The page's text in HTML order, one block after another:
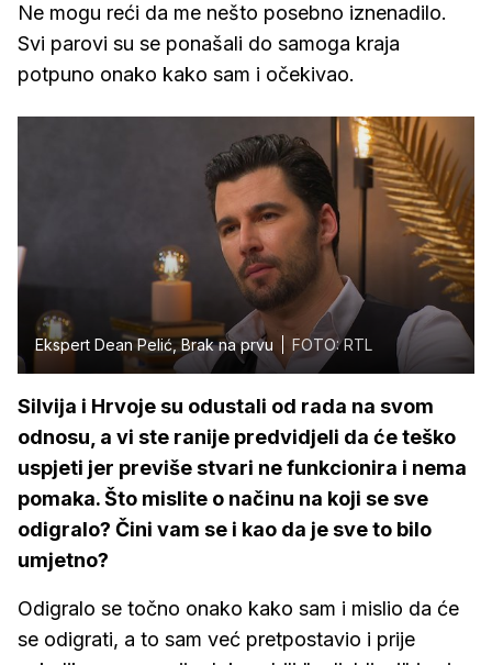
Ne mogu reći da me nešto posebno iznenadilo.
Svi parovi su se ponašali do samoga kraja
potpuno onako kako sam i očekivao.
Ekspert Dean Pelić, Brak na prvu FOTO: RTL
Silvija i Hrvoje su odustali od rada na svom
odnosu, a vi ste ranije predvidjeli da će teško
uspjeti jer previše stvari ne funkcionira i nema
pomaka. Što mislite o načinu na koji se sve
odigralo? Čini vam se i kao da je sve to bilo
umjetno?
Odigralo se točno onako kako sam i mislio da će
se odigrati, a to sam već pretpostavio i prije